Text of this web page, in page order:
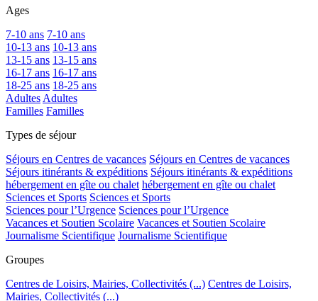
Ages
7-10 ans 7-10 ans
10-13 ans 10-13 ans
13-15 ans 13-15 ans
16-17 ans 16-17 ans
18-25 ans 18-25 ans
Adultes Adultes
Familles Familles
Types de séjour
Séjours en Centres de vacances Séjours en Centres de vacances
Séjours itinérants & expéditions Séjours itinérants & expéditions
hébergement en gîte ou chalet hébergement en gîte ou chalet
Sciences et Sports Sciences et Sports
Sciences pour l’Urgence Sciences pour l’Urgence
Vacances et Soutien Scolaire Vacances et Soutien Scolaire
Journalisme Scientifique Journalisme Scientifique
Groupes
Centres de Loisirs, Mairies, Collectivités (...) Centres de Loisirs,
Mairies, Collectivités (...)